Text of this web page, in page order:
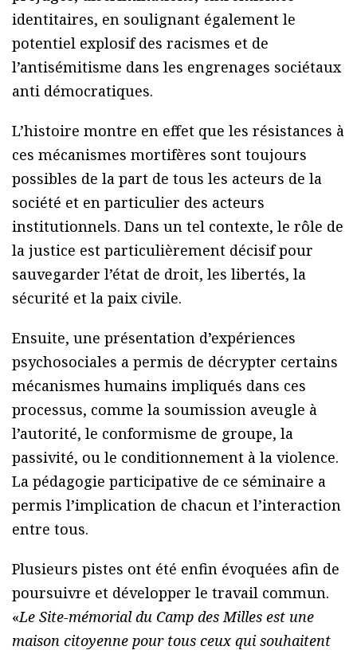
identitaires, en soulignant également le
potentiel explosif des racismes et de
l’antisémitisme dans les engrenages sociétaux
anti démocratiques.
L’histoire montre en effet que les résistances à
ces mécanismes mortifères sont toujours
possibles de la part de tous les acteurs de la
société et en particulier des acteurs
institutionnels. Dans un tel contexte, le rôle de
la justice est particulièrement décisif pour
sauvegarder l’état de droit, les libertés, la
sécurité et la paix civile.
Ensuite, une présentation d’expériences
psychosociales a permis de décrypter certains
mécanismes humains impliqués dans ces
processus, comme la soumission aveugle à
l’autorité, le conformisme de groupe, la
passivité, ou le conditionnement à la violence.
La pédagogie participative de ce séminaire a
permis l’implication de chacun et l’interaction
entre tous.
Plusieurs pistes ont été enfin évoquées afin de
poursuivre et développer le travail commun.
«Le Site-mémorial du Camp des Milles est une
maison citoyenne pour tous ceux qui souhaitent